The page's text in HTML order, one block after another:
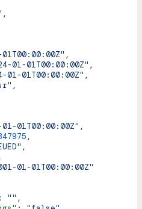
,
,
01-01T00:00:00Z" ,
01-01T00:00:00Z" ,
,
01T00:00:00Z" ,
,
,
01-01T00:00:00Z"
: "" ,